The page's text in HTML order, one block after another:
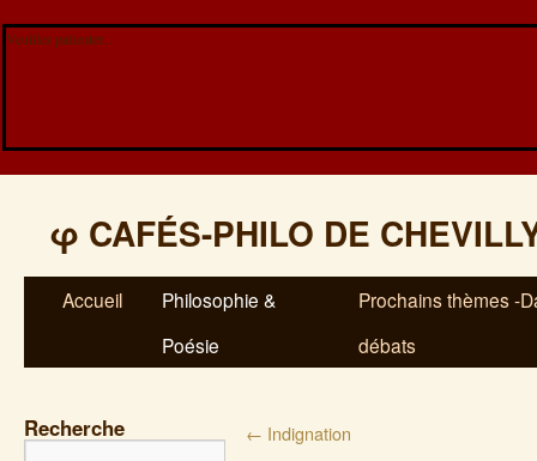
Veuillez patienter...
φ CAFÉS-PHILO DE
Accueil
Philosophie &
Poésie
Prochains thèmes -
débats
Recherche ← Indignation